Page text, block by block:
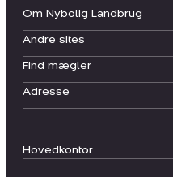
Hovedkontor
Om Nybolig Landbrug
Andre sites
Find mægler
Adresse